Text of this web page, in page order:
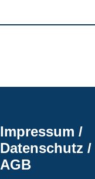
Impressum /
Datenschutz /
AGB